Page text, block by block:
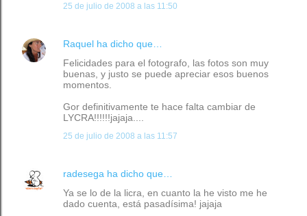
25 de julio de 2008 a las 11:50
Raquel ha dicho que…
Felicidades para el fotografo, las fotos son muy
buenas, y justo se puede apreciar esos buenos
momentos.
Gor definitivamente te hace falta cambiar de
LYCRA!!!!!!jajaja....
25 de julio de 2008 a las 11:57
radesega ha dicho que…
Ya se lo de la licra, en cuanto la he visto me he
dado cuenta, está pasadísima! jajaja